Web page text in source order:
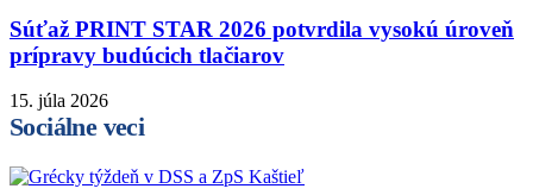
Súťaž PRINT STAR 2026 potvrdila vysokú úroveň
prípravy budúcich tlačiarov
15. júla 2026
Sociálne veci